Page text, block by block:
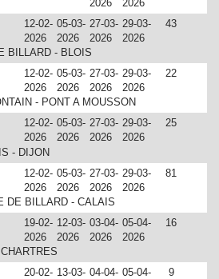
2026
2026
12-02-
2026
05-03-
2026
27-03-
2026
29-03-
2026
43
BILLARD - BLOIS
12-02-
2026
05-03-
2026
27-03-
2026
29-03-
2026
22
- PONT A MOUSSON
12-02-
2026
05-03-
2026
27-03-
2026
29-03-
2026
25
- DIJON
12-02-
2026
05-03-
2026
27-03-
2026
29-03-
2026
81
DE BILLARD - CALAIS
19-02-
2026
12-03-
2026
03-04-
2026
05-04-
2026
16
20-02- 13-03- 04-04- 05-04-
9